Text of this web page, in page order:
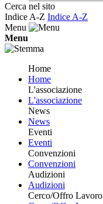
Cerca nel sito
Indice A-Z Indice A-Z
Menu
Menu
Home
Home
L'associazione
L'associazione
News
News
Eventi
Eventi
Convenzioni
Convenzioni
Audizioni
Audizioni
Cerco/Offro Lavoro